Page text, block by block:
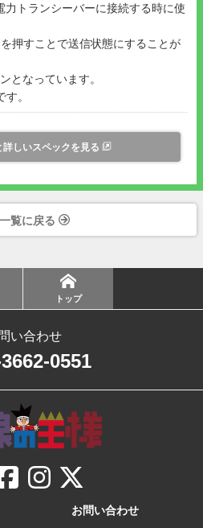
トランシーバーに接続する時に使
押すことで送信状態にすることが
となっています。
す。
しいスペックを見る
覧に戻る
トップ
い合わせ
0551
お問い合わせ